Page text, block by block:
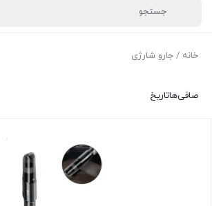
خانه / جارو شارژی
صافی‌هاتاریخ